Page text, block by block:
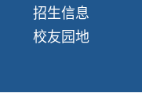
招生信息
校友园地